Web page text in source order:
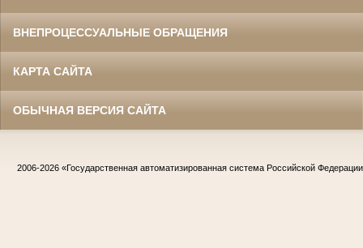
ВНЕПРОЦЕССУАЛЬНЫЕ ОБРАЩЕНИЯ
КАРТА САЙТА
ОБЫЧНАЯ ВЕРСИЯ САЙТА
2006-2026 «Государственная автоматизированная система Российской